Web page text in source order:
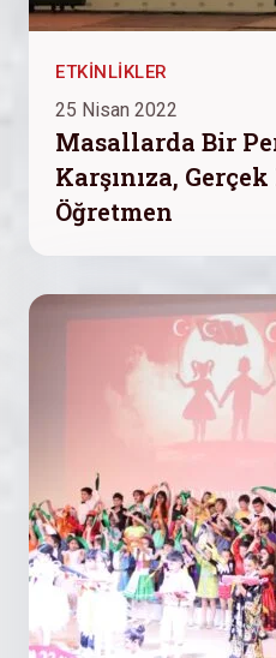
ETKINLIKLER
25 Nisan 2022
Masallarda Bir
Karşınıza,
Öğretmen